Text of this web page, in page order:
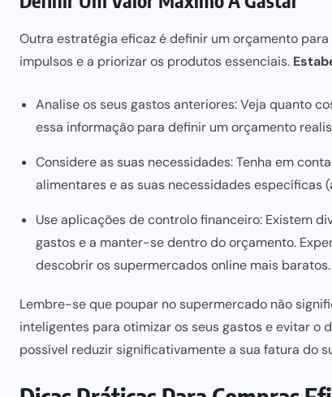
Outra estratégia eficaz é definir um orçamento para
impulsos e a priorizar os produtos essenciais.
Analise os seus gastos anteriores: Veja quanto
essa informação para definir um orçamento
Considere as suas necessidades: Tenha em
alimentares e as suas necessidades específicas
Use aplicações de controlo financeiro: Existem
gastos e a manter-se dentro do orçamento.
descobrir os supermercados online mais baratos.
Lembre-se que poupar no supermercado não
inteligentes para otimizar os seus gastos e evitaro
possível reduzir significativamente a sua fatura do